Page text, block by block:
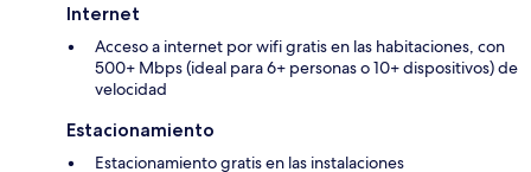
Internet
Acceso a internet por wifi gratis en las habitaciones, con
500+ Mbps (ideal para 6+ personas o 10+ dispositivos) de
velocidad
Estacionamiento
Estacionamiento gratis en las instalaciones